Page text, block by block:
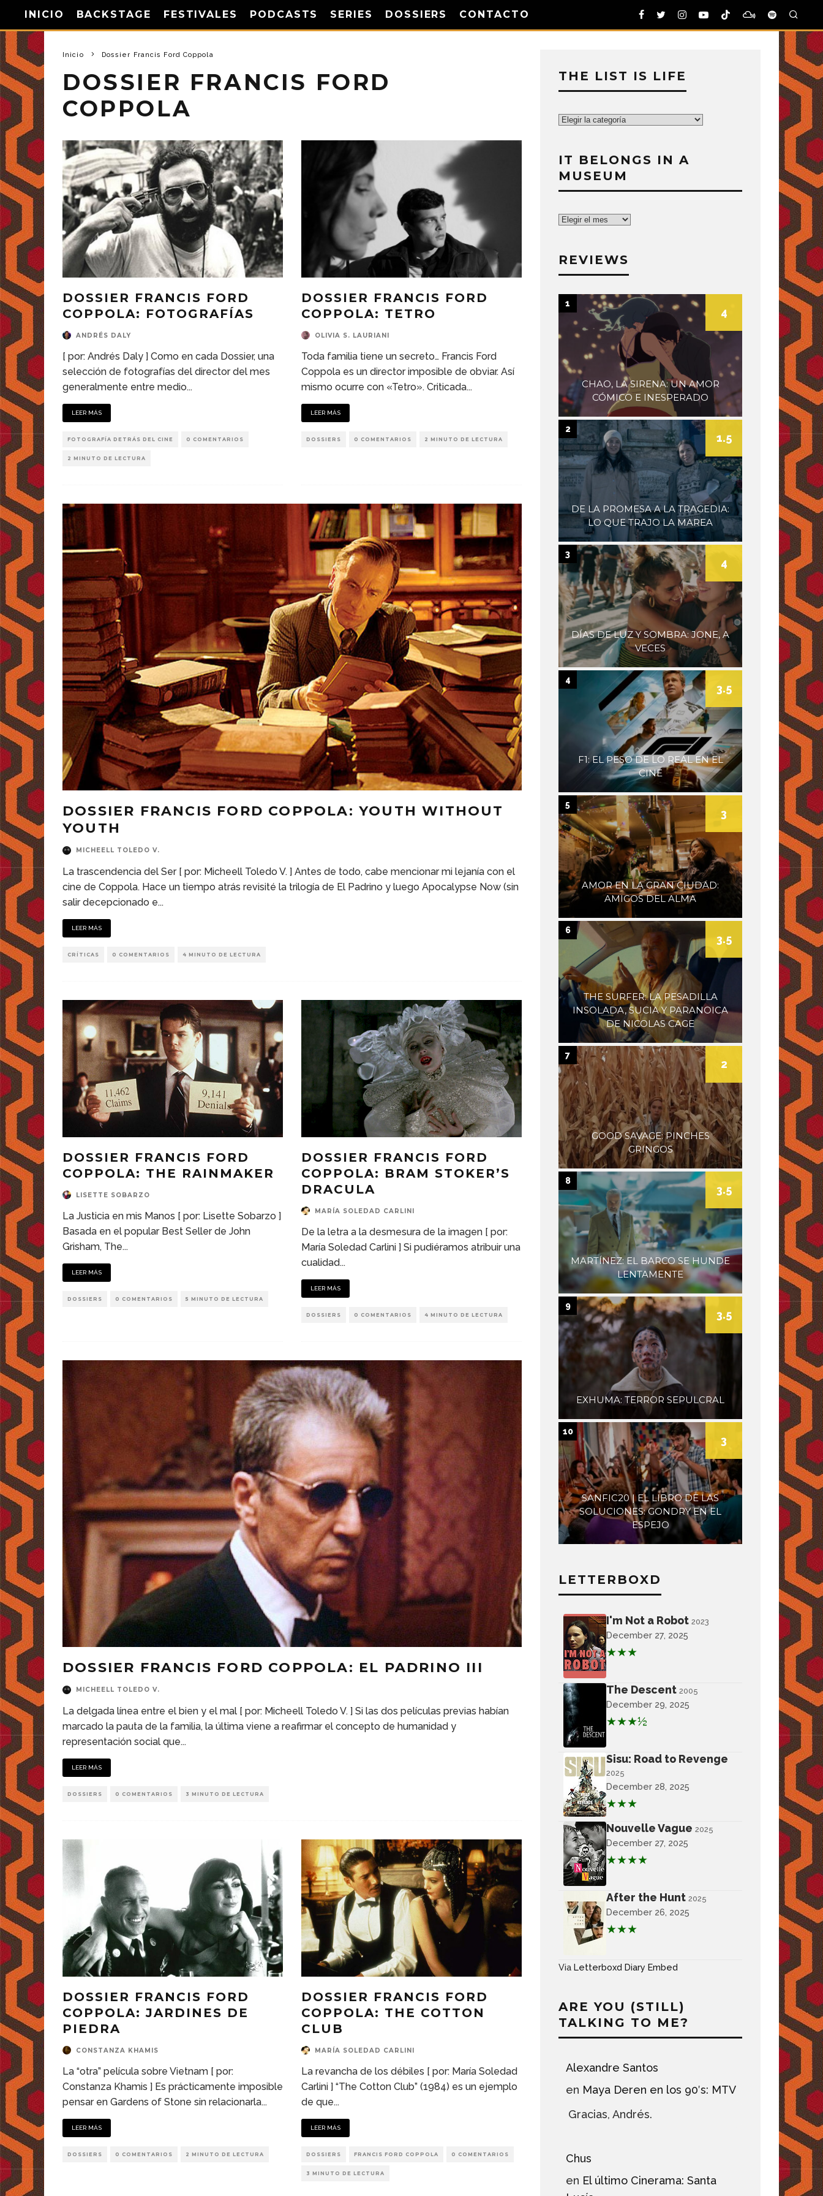
INICIO BACKSTAGE FESTIVALES PODCASTS SERIES DOSSIERS CONTACTO
Inicio Dossier Francis Ford Coppola
DOSSIER FRANCIS FORD
COPPOLA
DOSSIER FRANCIS FORD
COPPOLA: FOTOGRAFÍAS
ANDRÉS DALY
[ por: Andrés Daly ] Como en cada Dossier, una
selección de fotografías del director del mes
generalmente entre medio...
LEER MÁS
FOTOGRAFÍA DETRÁS DEL CINE 0 COMENTARIOS
2 MINUTO DE LECTURA
DOSSIER FRANCIS FORD
COPPOLA: TETRO
OLIVIA S. LAURIANI
Toda familia tiene un secreto… Francis Ford
Coppola es un director imposible de obviar. Así
mismo ocurre con «Tetro». Criticada...
LEER MÁS
DOSSIERS 0 COMENTARIOS 2 MINUTO DE LECTURA
DOSSIER FRANCIS FORD COPPOLA: YOUTH WITHOUT
YOUTH
MICHEELL TOLEDO V.
La trascendencia del Ser [ por: Micheell Toledo V. ] Antes de todo, cabe mencionar mi lejanía con el
cine de Coppola. Hace un tiempo atrás revisité la trilogía de El Padrino y luego Apocalypse Now (sin
salir decepcionado e...
LEER MÁS
CRÍTICAS 0 COMENTARIOS 4 MINUTO DE LECTURA
DOSSIER FRANCIS FORD
COPPOLA: THE RAINMAKER
LISETTE SOBARZO
La Justicia en mis Manos [ por: Lisette Sobarzo ]
Basada en el popular Best Seller de John
Grisham, The...
LEER MÁS
DOSSIERS 0 COMENTARIOS 5 MINUTO DE LECTURA
DOSSIER FRANCIS FORD
COPPOLA: BRAM STOKER’S
DRACULA
MARÍA SOLEDAD CARLINI
De la letra a la desmesura de la imagen [ por:
María Soledad Carlini ] Si pudiéramos atribuir una
cualidad...
LEER MÁS
DOSSIERS 0 COMENTARIOS 4 MINUTO DE LECTURA
DOSSIER FRANCIS FORD COPPOLA: EL PADRINO III
MICHEELL TOLEDO V.
La delgada línea entre el bien y el mal [ por: Micheell Toledo V. ] Si las dos películas previas habían
marcado la pauta de la familia, la última viene a reafirmar el concepto de humanidad y
representación social que...
LEER MÁS
DOSSIERS 0 COMENTARIOS 3 MINUTO DE LECTURA
DOSSIER FRANCIS FORD
COPPOLA: JARDINES DE
PIEDRA
CONSTANZA KHAMIS
La “otra” película sobre Vietnam [ por:
Constanza Khamis ] Es prácticamente imposible
pensar en Gardens of Stone sin relacionarla...
LEER MÁS
DOSSIERS 0 COMENTARIOS 2 MINUTO DE LECTURA
DOSSIER FRANCIS FORD
COPPOLA: THE COTTON
CLUB
MARÍA SOLEDAD CARLINI
La revancha de los débiles [ por: María Soledad
Carlini ] “The Cotton Club” (1984) es un ejemplo
de que...
LEER MÁS
DOSSIERS FRANCIS FORD COPPOLA 0 COMENTARIOS
3 MINUTO DE LECTURA
THE LIST IS LIFE
The
Life
IT BELONGS IN A
MUSEUM
It
REVIEWS
CHAO, LA SIRENA: UN AMOR
CÓMICO E INESPERADO
4
1
DE LA PROMESA A LA TRAGEDIA:
LO QUE TRAJO LA MAREA
1.5
2
DÍAS DE LUZ Y SOMBRA: JONE, A
VECES
4
3
F1: EL PESO DE LO REAL EN EL
CINE
3.5
4
AMOR EN LA GRAN CIUDAD:
AMIGOS DEL ALMA
3
5
THE SURFER: LA PESADILLA
INSOLADA, SUCIA Y PARANOICA
DE NICOLAS CAGE
3.5
6
GOOD SAVAGE: PINCHES
GRINGOS
2
7
MARTÍNEZ: EL BARCO SE HUNDE
LENTAMENTE
3.5
8
EXHUMA: TERROR SEPULCRAL
3.5
9
SANFIC20 | EL LIBRO DE LAS
SOLUCIONES: GONDRY EN EL
ESPEJO
3
10
LETTERBOXD
I'm Not a Robot 2023
December 27, 2025
★★★
The Descent 2005
December 29, 2025
★★★½
Sisu: Road to Revenge
2025
December 28, 2025
★★★
Nouvelle Vague 2025
December 27, 2025
★★★★
After the Hunt 2025
December 26, 2025
★★★
Via Letterboxd Diary Embed
ARE YOU (STILL)
TALKING TO ME?
Alexandre Santos
en Maya Deren en los 90′s: MTV
Gracias, Andrés.
Chus
en El último Cinerama: Santa